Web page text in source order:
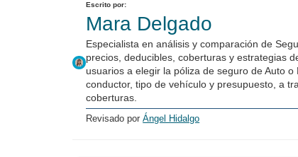
Escrito por:
Mara Delgado
Especialista en análisis y comparación de
precios, deducibles, coberturas y estrategias
usuarios a elegir la póliza de seguro de Auto
conductor, tipo de vehículo y presupuesto, a
coberturas.
Revisado porÁngel Hidalgo